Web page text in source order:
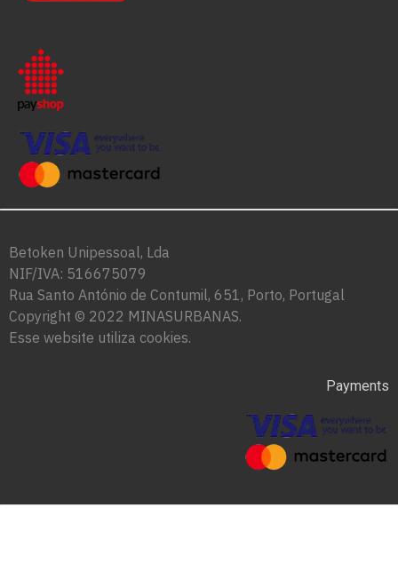
Betoken Unipessoal, Lda
NIF/IVA: 516675079
Rua Santo António de Contumil, 651, Porto, Portugal
Copyright © 2022 MINASURBANAS.
Esse website utiliza cookies.
Payments